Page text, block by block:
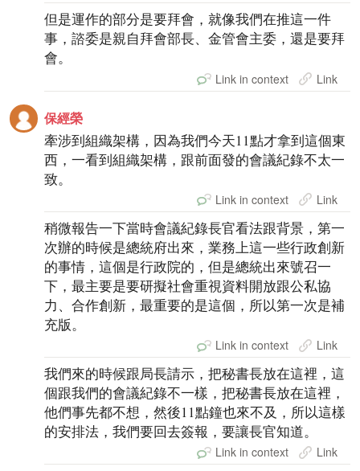
但是運作的部分是要拜會，就像我們在推這一件
事，諮委是親自拜會部長、金管會主委，還是要拜
會。
Link in context Link
保經榮
牽涉到組織架構，因為我們今天11點才拿到這個東
西，一看到組織架構，跟前面發的會議紀錄不太一
致。
Link in context Link
稍微報告一下當時會議紀錄長官看法跟背景，第一
次辦的時候是總統府出來，業務上這一些行政創新
的事情，這個是行政院的，但是總統出來號召一
下，最主要是要研擬社會重視資料開放跟公私協
力、合作創新，最重要的是這個，所以第一次是補
充版。
Link in context Link
我們來的時候跟局長請示，把秘書長放在這裡，這
個跟我們的會議紀錄不一樣，把秘書長放在這裡，
他們事先都不想，然後11點鐘也來不及，所以這樣
的安排法，我們要回去簽報，要讓長官知道。
Link in context Link